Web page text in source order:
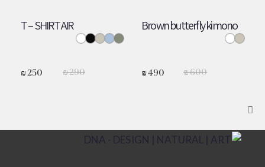
Brown butterfly kimono
₪600
₪490
T – SHIRT AIR
₪290
₪250